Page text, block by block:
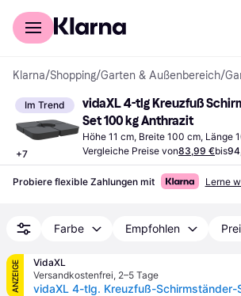
Für Shopper
Klarna/Shopping/Garten & Außenbereich/
Im Trend
+7
vidaXL 4-tlg Kreuzfuß
Set 100 kg Anthrazit
Höhe 11 cm, Breite 100 cm, Länge
Vergleiche Preise von83,99 €bis
Probiere flexible Zahlungen mit Lerne
Farbe Empfohlen
ANZEIGE
VidaXL
Versandkostenfrei, 2–5 Tage